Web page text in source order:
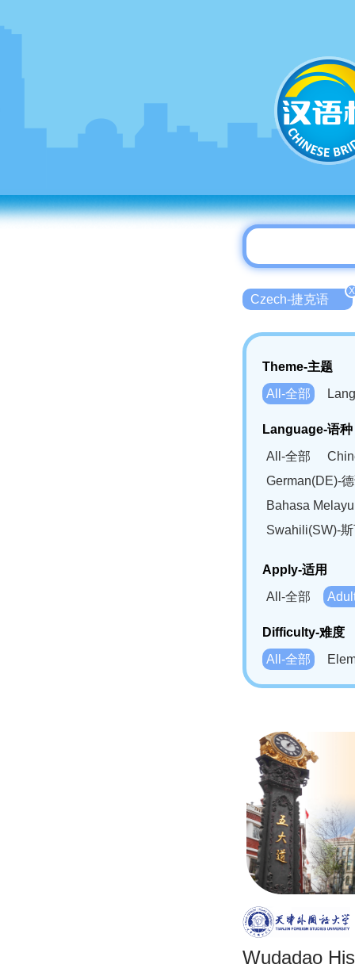
Czech-捷克语
X
Theme-主题
All-全部
Language-语种
All-全部
German(DE)-
Bahasa
Swahili(SW)-
Apply-适用
All-全部
Difficulty-难度
All-全部
Wudadao